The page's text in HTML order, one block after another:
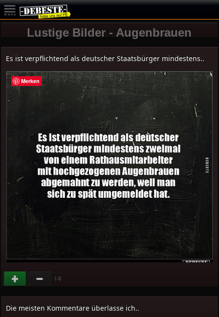
Lustige Bilder - Augenbrauen
Es ist verpflichtend als deutscher Staatsbürger mindestens..
(-3)
Die meisten Kommentare überlasse ich..
Merken